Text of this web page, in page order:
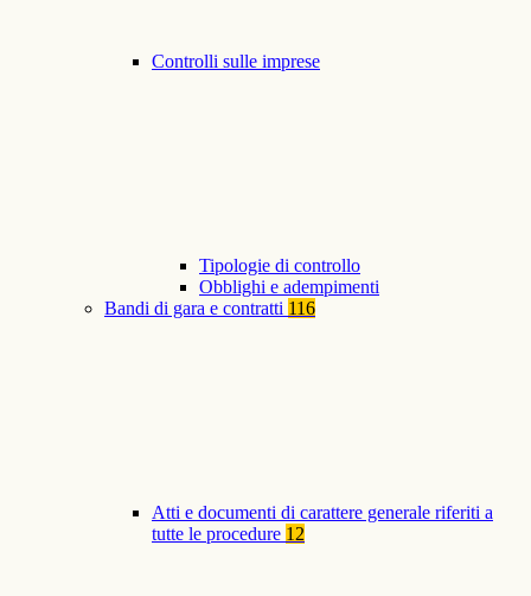
Controlli sulle imprese
Tipologie di controllo
Obblighi e adempimenti
Bandi di gara e contratti 116
Atti e documenti di carattere generale riferiti a
tutte le procedure 12